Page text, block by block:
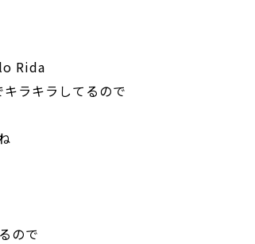
Rida
ラキラしてるので
ので